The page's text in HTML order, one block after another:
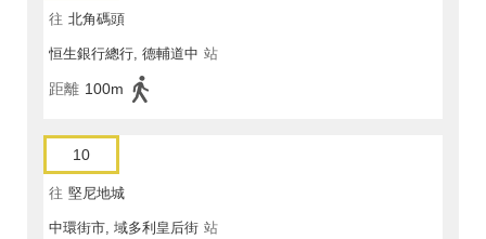
往 北角碼頭
恒生銀行總行, 德輔道中 站
距離 100m
10
往 堅尼地城
中環街市, 域多利皇后街 站